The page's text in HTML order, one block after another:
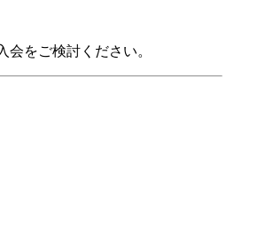
をご検討ください。